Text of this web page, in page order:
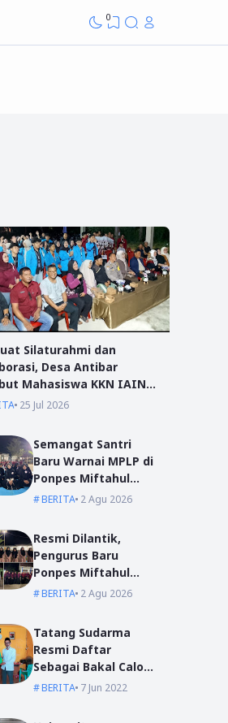
0
Silaturahmi dan
Desa Antibar
Mahasiswa KKN IAIN
dan UM Pontianak
25 Jul 2026
Semangat Santri
Baru Warnai MPLP di
Ponpes Miftahul
Ulum Kumpai
BERITA 2 Agu 2026
Resmi Dilantik,
Pengurus Baru
Ponpes Miftahul
Ulum Siap Emban
BERITA 2 Agu 2026
Tatang Sudarma
Resmi Daftar
Sebagai Bakal Calon
Kepala Desa Mas
BERITA 7 Jun 2022